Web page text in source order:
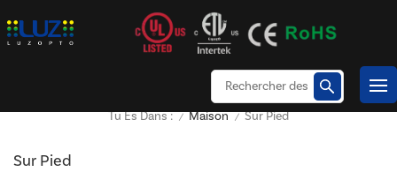
Tu Es Dans : / Maison / Sur Pied
Sur Pied